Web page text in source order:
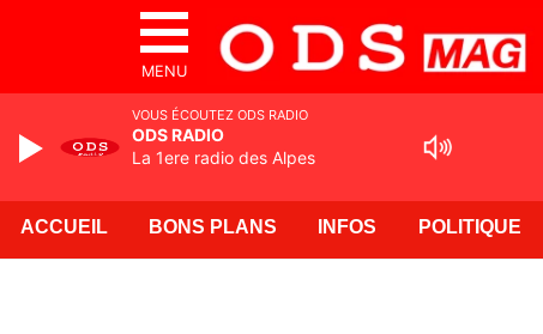
MENU
ACCUEIL BONS PLANS INFOS POLITIQUE
VOUS ÉCOUTEZ ODS RADIO
ODS RADIO
La 1ere radio des Alpes